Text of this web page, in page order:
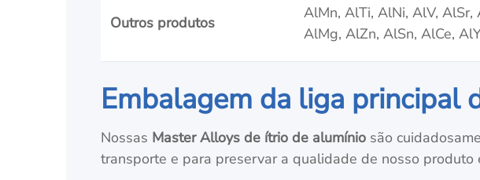
Outros produtos
AlMn, AlTi, AlNi, AlV, AlSr,
AlMg, AlZn, AlSn, AlCe,
Embalagem da liga principal
Nossas Master Alloys de ítrio de alumínio são
transporte e para preservar a qualidade de nosso produto